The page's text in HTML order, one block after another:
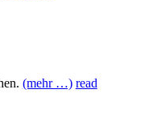
(mehr …) read